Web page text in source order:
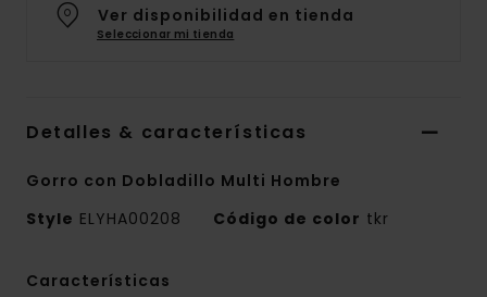
Ver disponibilidad en tienda
Seleccionar mi tienda
Detalles & características
Gorro con Dobladillo Multi Hombre
Style ELYHA00208 Código de color tkr
Características